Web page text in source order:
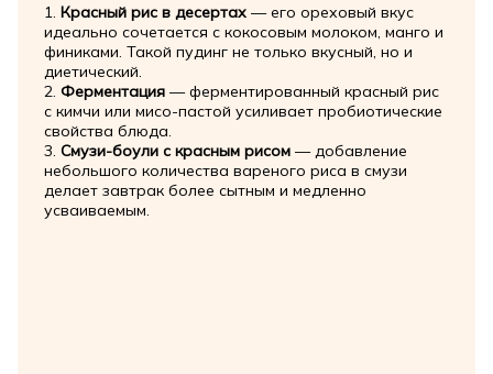
1. Красный рис в десертах— его ореховый вкус
идеально сочетается с кокосовым молоком, манго и
финиками. Такой пудинг не только вкусный, но и
диетический.
2. Ферментация— ферментированный красный рис
с кимчи или мисо-пастой усиливает пробиотические
свойства блюда.
3. Смузи-боули с красным рисом— добавление
небольшого количества вареного риса в смузи
делает завтрак более сытным и медленно
усваиваемым.